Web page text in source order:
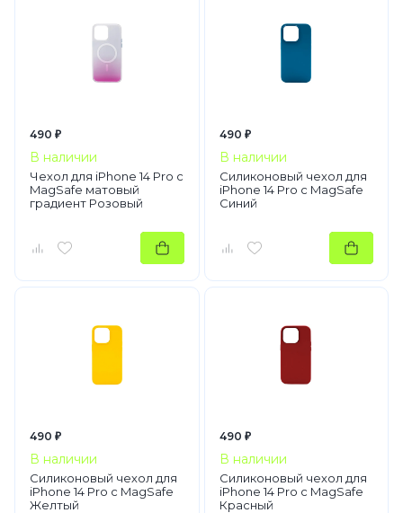
490 ₽
В наличии
Чехол для iPhone 14 Pro с
MagSafe матовый
градиент Розовый
490 ₽
В наличии
Силиконовый чехол для
iPhone 14 Pro с MagSafe
Синий
490 ₽
В наличии
Силиконовый чехол для
iPhone 14 Pro с MagSafe
Желтый
490 ₽
В наличии
Силиконовый чехол для
iPhone 14 Pro с MagSafe
Красный